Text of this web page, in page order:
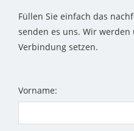
Füllen Sie einfach das
senden es uns. Wir
Verbindung setzen.
Vorname: